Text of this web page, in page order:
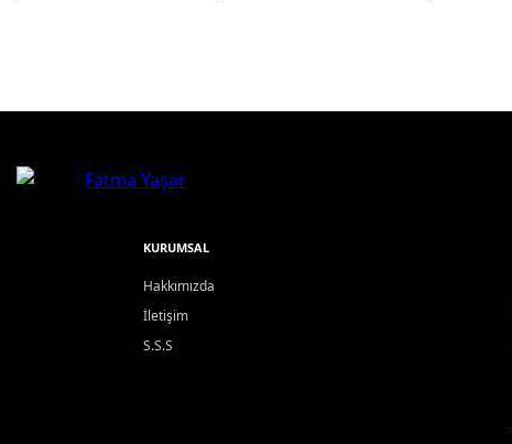
KURUMSAL
Hakkımızda
İletişim
S.S.S